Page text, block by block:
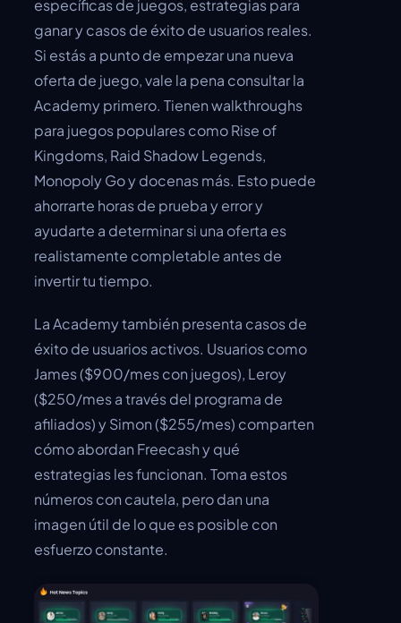
específicas de juegos, estrategias para
ganar y casos de éxito de usuarios reales.
Si estás a punto de empezar una nueva
oferta de juego, vale la pena consultar la
Academy primero. Tienen walkthroughs
para juegos populares como Rise of
Kingdoms, Raid Shadow Legends,
Monopoly Go y docenas más. Esto puede
ahorrarte horas de prueba y error y
ayudarte a determinar si una oferta es
realistamente completable antes de
invertir tu tiempo.
La Academy también presenta casos de
éxito de usuarios activos. Usuarios como
James ($900/mes con juegos), Leroy
($250/mes a través del programa de
afiliados) y Simon ($255/mes) comparten
cómo abordan Freecash y qué
estrategias les funcionan. Toma estos
números con cautela, pero dan una
imagen útil de lo que es posible con
esfuerzo constante.